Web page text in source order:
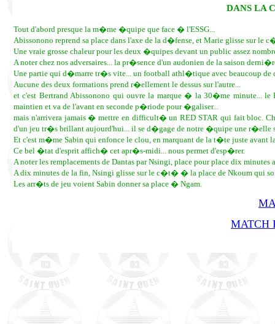
DANS LA
Tout d'abord presque la m�me �quipe que face � l'ESSG...
Abissonono reprend sa place dans l'axe de la d�fense, et Marie glisse sur
Une vraie grosse chaleur pour les deux �quipes devant un public assez
A noter chez nos adversaires... la pr�sence d'un audonien de la saison
Une partie qui d�marre tr�s vite... un football athl�tique avec beaucoup de
Aucune des deux formations prend r�ellement le dessus sur l'autre...
et c'est Bertrand Abissonono qui ouvre la marque � la 30�me minute...
maintien et va de l'avant en seconde p�riode pour �galiser...
mais n'arrivera jamais � mettre en difficult� un RED STAR qui fait bloc.
d'un jeu tr�s brillant aujourd'hui... il se d�gage de notre �quipe une
Et c'est m�me Sabin qui enfonce le clou, en marquant de la t�te juste avant
Ce bel �tat d'esprit affich� cet apr�s-midi... nous permet d'esp�rer.
A noter les remplacements de Dantas par Nsingi, place pour place dix minutes
A dix minutes de la fin, Nsingi glisse sur le c�t� � la place de Nkoum qui
Les arr�ts de jeu voient Sabin donner sa place � Ngam.
MATCH